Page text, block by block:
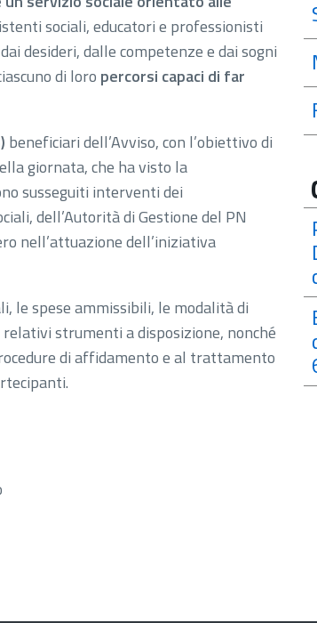
sociali, educatori e professionisti
desideri, dalle competenze e dai sogni
di loro percorsi capaci di far
beneficiari dell’Avviso, con l’obiettivo di
giornata, che ha visto la
susseguiti interventi dei
dell’Autorità di Gestione del PN
nell’attuazione dell’iniziativa
le spese ammissibili, le modalità di
strumenti a disposizione, nonché
di affidamento e al trattamento